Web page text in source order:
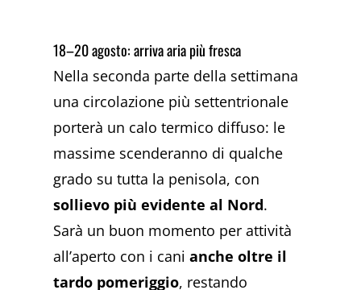
18–20 agosto: arriva aria più fresca
Nella seconda parte della settimana
una circolazione più settentrionale
porterà un calo termico diffuso: le
massime scenderanno di qualche
grado su tutta la penisola, con
sollievo più evidente al Nord.
Sarà un buon momento per attività
all’aperto con i canianche oltre il
tardo pomeriggio, restando